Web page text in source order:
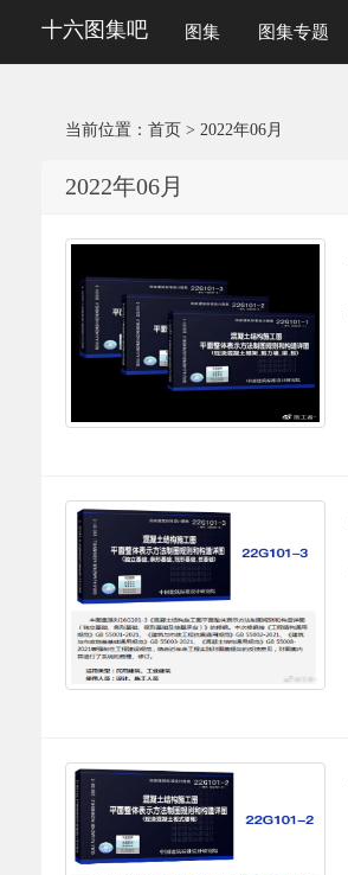
十六图集吧 图集 图集专题
当前位置：首页 > 2022年06月
2022年06月